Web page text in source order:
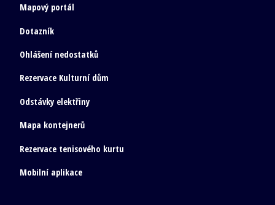
Mapový portál
Dotazník
Ohlášení nedostatků
Rezervace Kulturní dům
Odstávky elektřiny
Mapa kontejnerů
Rezervace tenisového kurtu
Mobilní aplikace